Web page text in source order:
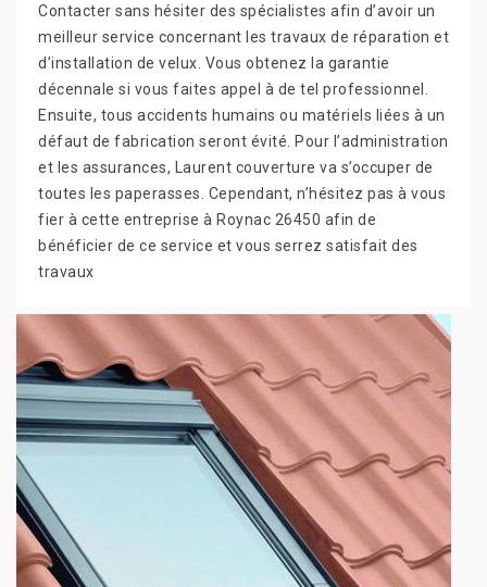
Contacter sans hésiter des spécialistes afin d’avoir un
meilleur service concernant les travaux de réparation et
d’installation de velux. Vous obtenez la garantie
décennale si vous faites appel à de tel professionnel.
Ensuite, tous accidents humains ou matériels liées à un
défaut de fabrication seront évité. Pour l’administration
et les assurances, Laurent couverture va s’occuper de
toutes les paperasses. Cependant, n’hésitez pas à vous
fier à cette entreprise à Roynac 26450 afin de
bénéficier de ce service et vous serrez satisfait des
travaux